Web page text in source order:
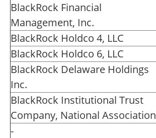
BlackRock Financial
Management, Inc.
BlackRock Holdco 4, LLC
BlackRock Holdco 6, LLC
BlackRock Delaware Holdings
Inc.
BlackRock Institutional Trust
Company, National Association
-